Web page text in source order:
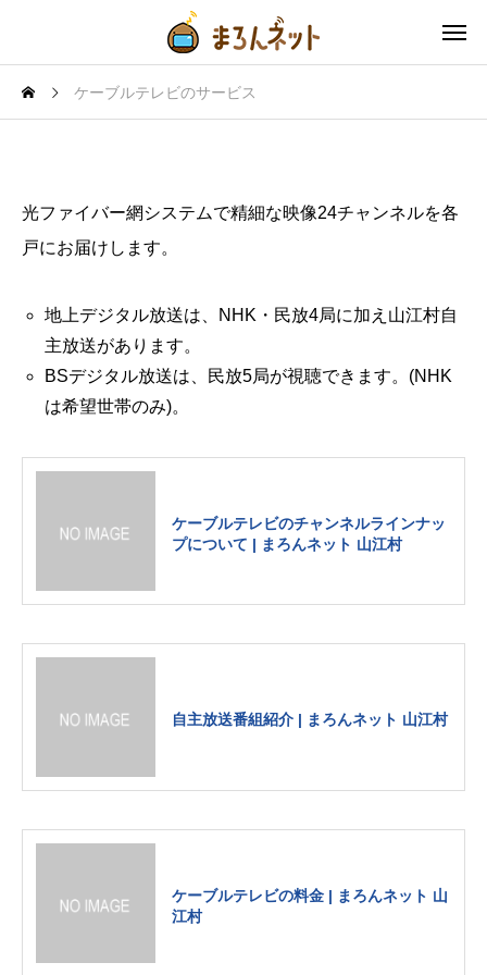
ケーブルテレビのサービス
ケーブルテレビのサービス
光ファイバー網システムで精細な映像24チャンネルを各
戸にお届けします。
地上デジタル放送は、NHK・民放4局に加え山江村自
主放送があります。
BSデジタル放送は、民放5局が視聴できます。(NHK
は希望世帯のみ)。
ケーブルテレビのチャンネルラインナッ
プについて | まろんネット 山江村
自主放送番組紹介 | まろんネット 山江村
ケーブルテレビの料金 | まろんネット 山
江村